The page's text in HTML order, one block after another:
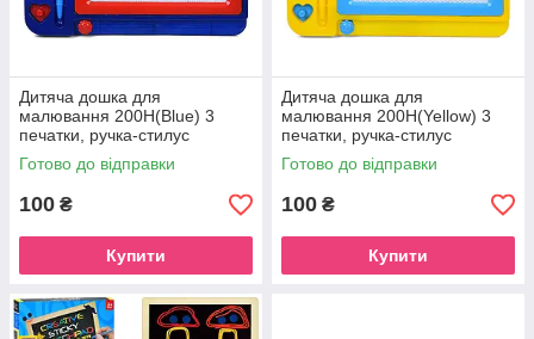
Дитяча дошка для
малювання 200H(Blue) 3
печатки, ручка-стилус
Готово до відправки
100 ₴
Купити
Дитяча дошка для
малювання 200H(Yellow) 3
печатки, ручка-стилус
Готово до відправки
100 ₴
Купити